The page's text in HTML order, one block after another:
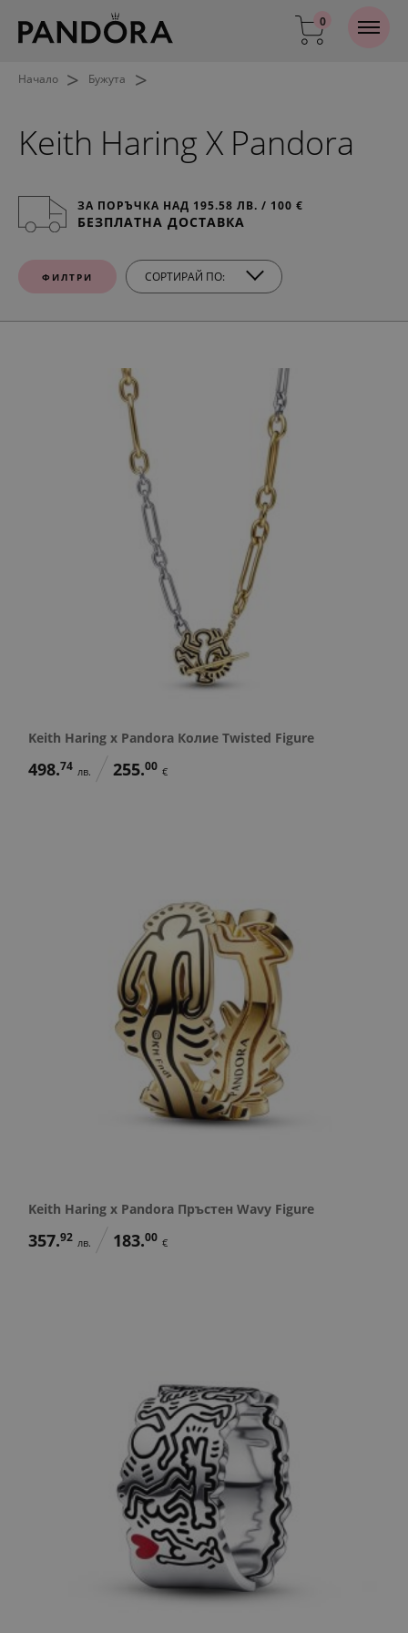
0
Начало > Бужута >
Keith Haring X Pandora
ЗА ПОРЪЧКА НАД 195.58 ЛВ. / 100 €
БЕЗПЛАТНА ДОСТАВКА
ФИЛТРИ СОРТИРАЙ ПО:
Keith Haring x Pandora Колие Twisted Figure
498.74 лв. 255.00 €
Keith Haring x Pandora Пръстен Wavy Figure
357.92 лв. 183.00 €